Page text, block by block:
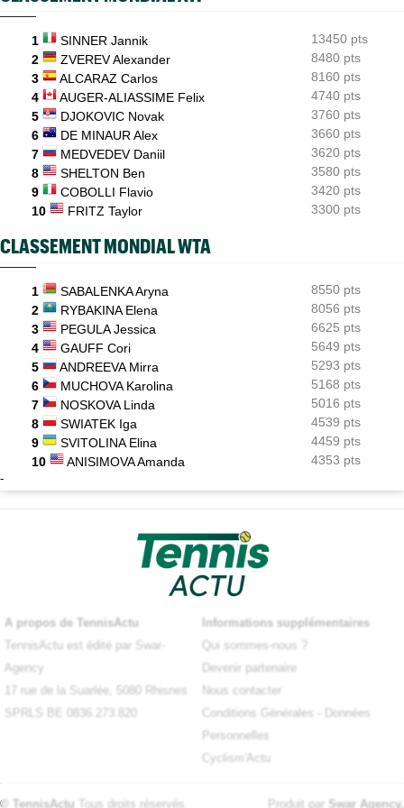
08/08
US Open
Lorenzo Musetti passe d'une équipière russe à une Ukrainienne
1 SINNER Jannik
13450 pts
2
ZVEREV Alexander
8480 pts
3
ALCARAZ Carlos
8160 pts
4
AUGER-ALIASSIME Felix
4740 pts
5
DJOKOVIC Novak
3760 pts
6
DE MINAUR Alex
3660 pts
7
MEDVEDEV Daniil
3620 pts
8
SHELTON Ben
3580 pts
9
COBOLLI Flavio
3420 pts
10
FRITZ Taylor 3300 pts
CLASSEMENT MONDIAL WTA
1 SABALENKA Aryna
8550 pts
2
RYBAKINA Elena
8056 pts
3
PEGULA Jessica
6625 pts
4
GAUFF Cori
5649 pts
5
ANDREEVA Mirra
5293 pts
6
MUCHOVA Karolina
5168 pts
7
NOSKOVA Linda
5016 pts
8
SWIATEK Iga
4539 pts
9
SVITOLINA Elina
4459 pts
10
ANISIMOVA Amanda 4353 pts
-
A propos de TennisActu
TennisActu est édité par Swar-
Agency
17 rue de la Suarlée, 5080 Rhisnes
SPRLS BE 0836.273.820
Informations supplémentaires
Qui sommes-nous ?
Devenir partenaire
Nous contacter
Conditions Générales
Données
Personnelles
Cyclism'Actu
© TennisActu Tous droits réservés Produit par Swar Agency.